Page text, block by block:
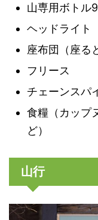
山専用ボトル
ヘッドライト
座布団（座る
フリース
チェーンスパ
食糧（カップ
ど）
山行